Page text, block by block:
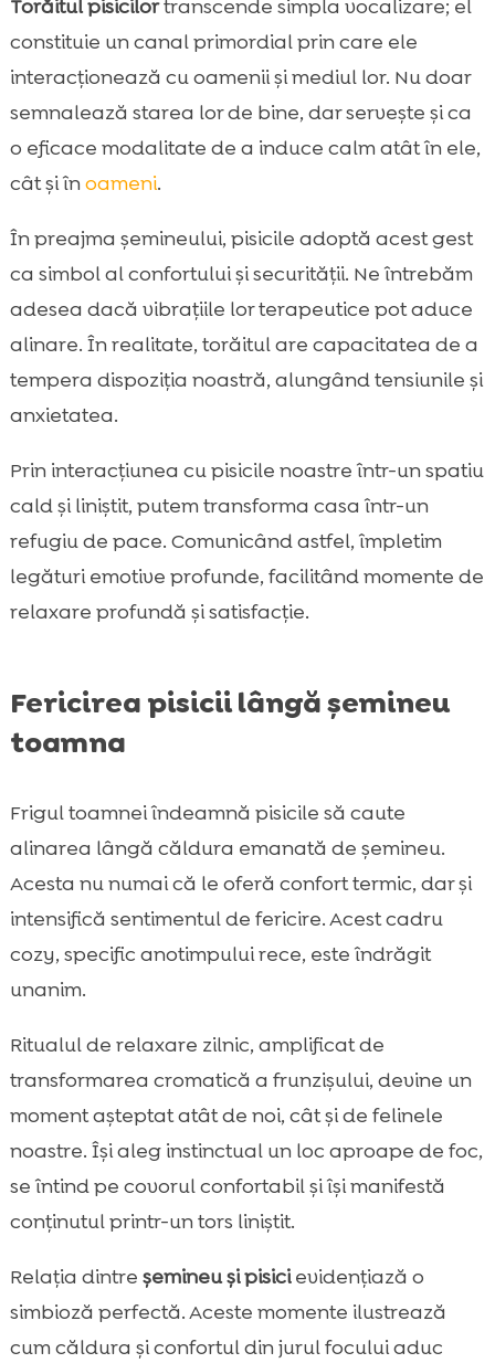
Torăitul pisicilortranscende simpla vocalizare; el
constituie un canal primordial prin care ele
interacționează cu oamenii și mediul lor. Nu doar
semnalează starea lor de bine, dar servește și ca
o eficace modalitate de a induce calm atât în ele,
cât și înoameni.
În preajma șemineului, pisicile adoptă acest gest
ca simbol al confortului și securității. Ne întrebăm
adesea dacă vibrațiile lor terapeutice pot aduce
alinare. În realitate, torăitul are capacitatea de a
tempera dispoziția noastră, alungând tensiunile și
anxietatea.
Prin interacțiunea cu pisicile noastre într-un spatiu
cald și liniștit, putem transforma casa într-un
refugiu de pace. Comunicând astfel, împletim
legături emotive profunde, facilitând momente de
relaxare profundă și satisfacție.
Fericirea pisicii lângă șemineu
toamna
Frigul toamnei îndeamnă pisicile să caute
alinarea lângă căldura emanată de șemineu.
Acesta nu numai că le oferă confort termic, dar și
intensifică sentimentul de fericire. Acest cadru
cozy, specific anotimpului rece, este îndrăgit
unanim.
Ritualul de relaxare zilnic, amplificat de
transformarea cromatică a frunzișului, devine un
moment așteptat atât de noi, cât și de felinele
noastre. Își aleg instinctual un loc aproape de foc,
se întind pe covorul confortabil și își manifestă
conținutul printr-un tors liniștit.
Relația dintre șemineu și pisicievidențiază o
simbioză perfectă. Aceste momente ilustrează
cum căldura și confortul din jurul focului aduc